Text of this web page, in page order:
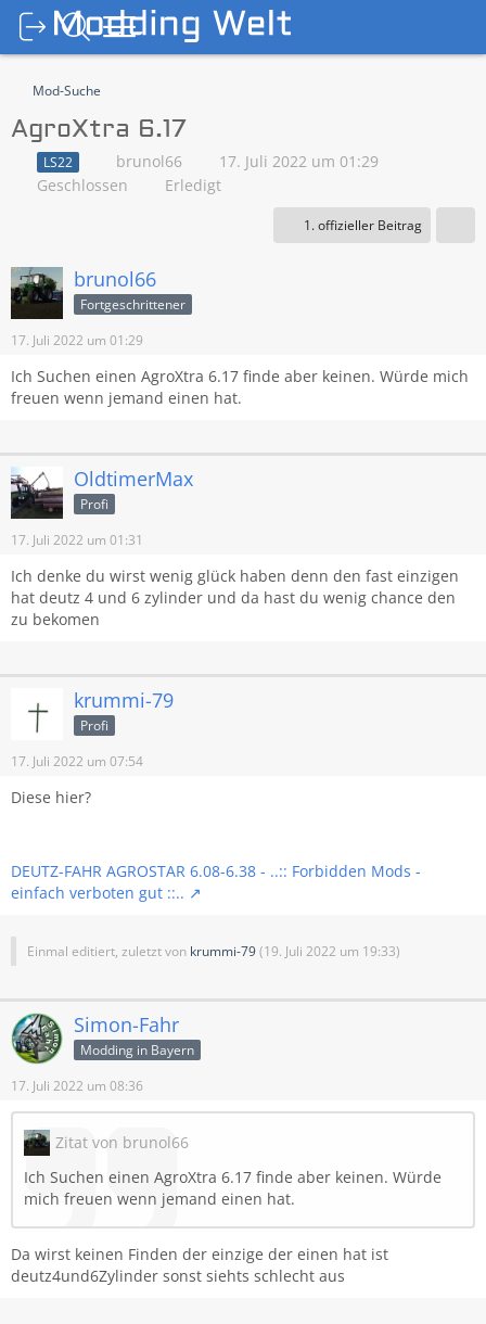
Mod-Suche
AgroXtra 6.17
LS22 brunol66
17. Juli 2022 um 01:29
Geschlossen
Erledigt
1. offizieller Beitrag
brunol66
Fortgeschrittener
17. Juli 2022 um 01:29
Ich Suchen einen AgroXtra 6.17 finde aber keinen. Würde mich
freuen wenn jemand einen hat.
OldtimerMax
Profi
17. Juli 2022 um 01:31
Ich denke du wirst wenig glück haben denn den fast einzigen
hat deutz 4 und 6 zylinder und da hast du wenig chance den
zu bekomen
krummi-79
Profi
17. Juli 2022 um 07:54
Diese hier?
DEUTZ-FAHR AGROSTAR 6.08-6.38 - ..:: Forbidden Mods -
einfach verboten gut ::..
Einmal editiert, zuletzt von krummi-79(19. Juli 2022 um 19:33)
Simon-Fahr
Modding in Bayern
17. Juli 2022 um 08:36
Zitat von brunol66
Ich Suchen einen AgroXtra 6.17 finde aber keinen. Würde
mich freuen wenn jemand einen hat.
Da wirst keinen Finden der einzige der einen hat ist
deutz4und6Zylinder sonst siehts schlecht aus